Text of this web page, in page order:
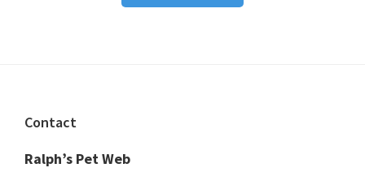
Footer
Contact
Ralph’s Pet Web